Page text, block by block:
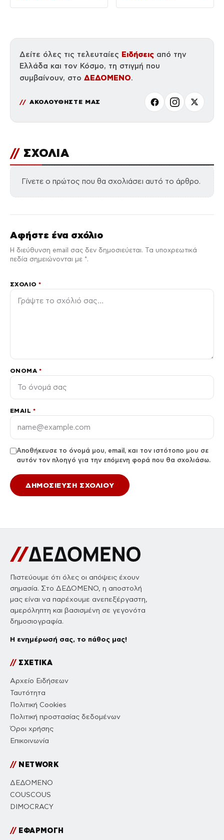
Δείτε όλες τις τελευταίες Ειδήσεις από την
Ελλάδα και τον Κόσμο, τη στιγμή που
συμβαίνουν, στο ΔΕΔΟΜΕΝΟ.
ΑΚΟΛΟΥΘΗΣΤΕ ΜΑΣ
// ΣΧΟΛΙΑ
Γίνετε ο πρώτος που θα σχολιάσει αυτό το άρθρο.
Αφήστε ένα σχόλιο
Η διεύθυνση email σας δεν δημοσιεύεται. Τα υποχρεωτικά
πεδία σημειώνονται με *.
ΣΧΌΛΙΟ*
ΌΝΟΜΑ *
EMAIL *
Αποθήκευσε το όνομά μου, email, και τον ιστότοπο μου σε
αυτόν τον πλοηγό για την επόμενη φορά που θα σχολιάσω.
Πιστεύουμε ότι όλες οι απόψεις έχουν
σημασία. Στο ΔΕΔΟΜΕΝΟ, η αποστολή
μας είναι να παρέχουμε ανεπεξέργαστη,
αμερόληπτη και βασισμένη σε γεγονότα
δημοσιογραφία.
Η ενημέρωσή σας, το πάθος μας!
//ΣΧΕΤΙΚΑ
Αρχείο Ειδήσεων
Ταυτότητα
Πολιτική Cookies
Πολιτική προστασίας δεδομένων
Όροι χρήσης
Επικοινωνία
//NETWORK
ΔΕΔΟΜΕΝΟ
COUSCOUS
DIMOCRACY
//ΕΦΑΡΜΟΓΗ